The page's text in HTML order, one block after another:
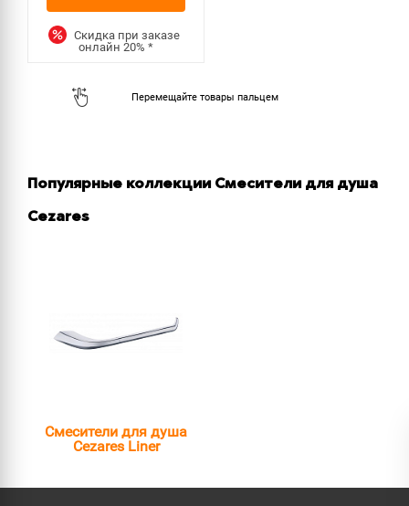
Скидка при заказе
онлайн20%*
Популярные коллекции Смесители для душа
Cezares
Смесители для душа
Cezares Liner